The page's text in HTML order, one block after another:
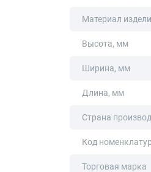
Материал
Высота, мм
Ширина, мм
Длина, мм
Страна
Код
Торговая марка